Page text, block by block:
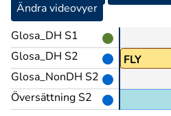
Ändra videovyer
Glosa_DH S1
Glosa_DH S2
Glosa_NonDH S2
Översättning S2
FLY